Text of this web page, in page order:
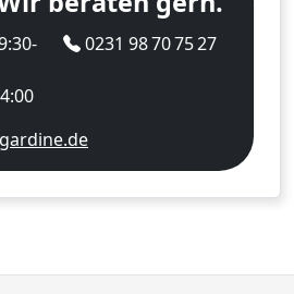
0231 98 70 75 27